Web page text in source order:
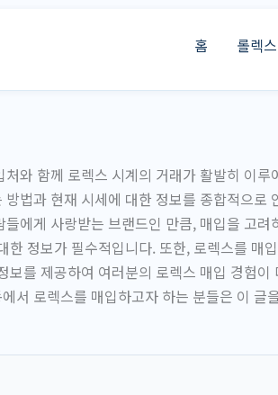
홈 롤렉
와 함께 로렉스 시계의 거래가 활발히 이
법과 현재 시세에 대한 정보를 종합적으로
에게 사랑받는 브랜드인 만큼, 매입을 고
한 정보가 필수적입니다. 또한, 로렉스를 매
보를 제공하여 여러분의 로렉스 매입 경험
서 로렉스를 매입하고자 하는 분들은 이 글